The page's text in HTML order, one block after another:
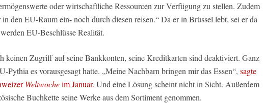
oder wirtschaftliche Ressourcen zur Verfügung zu stellen. Zudem
den EU-Raum ein- noch durch diesen reisen.“ Da er in Brüssel lebt, sei er da
EU-Beschlüsse Realität.
keinen Zugriff auf seine Bankkonten, seine Kreditkarten sind deaktiviert. Ganz
Pythia es vorausgesagt hatte. „Meine Nachbarn bringen mir das Essen“, sagte
Weltwocheim Januar. Und eine Lösung scheint nicht in Sicht. Außerdem
Buchkette seine Werke aus dem Sortiment genommen.